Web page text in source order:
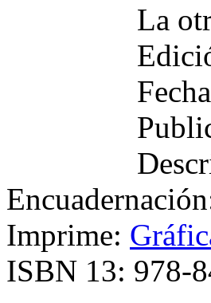
La
Imprime:
ISBN 13: 978-